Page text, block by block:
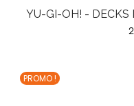
YU-GI-OH! - DECKS
PROMO !